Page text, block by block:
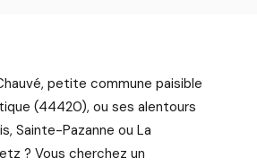
petite commune paisible
(44420), ou ses alentours
Sainte-Pazanne ou La
? Vous cherchez un